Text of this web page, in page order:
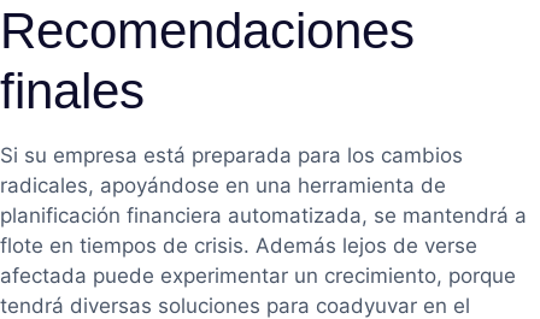
Recomendaciones
finales
Si su empresa está preparada para los cambios
radicales, apoyándose en una herramienta de
planificación financiera automatizada, se mantendrá a
flote en tiempos de crisis. Además lejos de verse
afectada puede experimentar un crecimiento, porque
tendrá diversas soluciones para coadyuvar en el